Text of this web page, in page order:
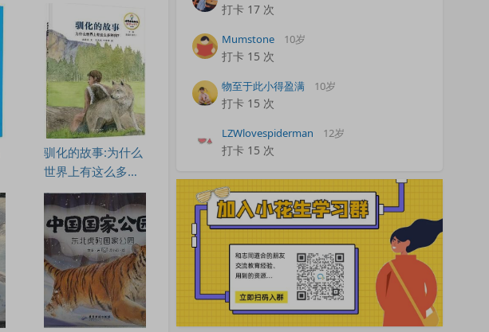
驯化的故事:为什么
世界上有这么多种
狗?
打卡 17 次
Mumstone 10岁
打卡 15 次
物至于此小得盈满 10岁
打卡 15 次
LZWlovespiderman 12岁
打卡 15 次